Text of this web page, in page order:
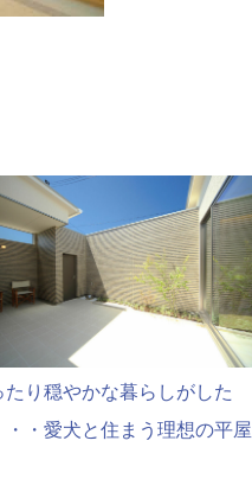
たり穏やかな暮らしがした
・・愛犬と住まう理想の平屋